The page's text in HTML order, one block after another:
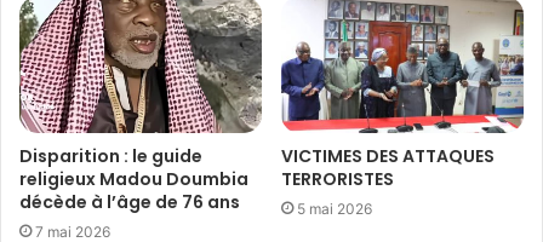
Disparition : le guide
religieux Madou Doumbia
décède à l’âge de 76 ans
7 mai 2026
VICTIMES DES ATTAQUES
TERRORISTES
5 mai 2026